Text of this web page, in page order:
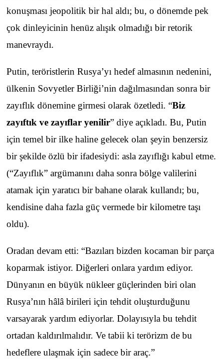
konuşması jeopolitik bir hal aldı; bu, o dönemde pek
çok dinleyicinin henüz alışık olmadığı bir retorik
manevraydı.
Putin, teröristlerin Rusya’yı hedef almasının nedenini,
ülkenin Sovyetler Birliği’nin dağılmasından sonra bir
zayıflık dönemine girmesi olarak özetledi. “Biz
zayıftık ve zayıflar yenilir” diye açıkladı. Bu, Putin
için temel bir ilke haline gelecek olan şeyin benzersiz
bir şekilde özlü bir ifadesiydi: asla zayıflığı kabul etme.
(“Zayıflık” argümanını daha sonra bölge valilerini
atamak için yaratıcı bir bahane olarak kullandı; bu,
kendisine daha fazla güç vermede bir kilometre taşı
oldu).
Oradan devam etti: “Bazıları bizden kocaman bir parça
koparmak istiyor. Diğerleri onlara yardım ediyor.
Dünyanın en büyük nükleer güçlerinden biri olan
Rusya’nın hâlâ birileri için tehdit oluşturduğunu
varsayarak yardım ediyorlar. Dolayısıyla bu tehdit
ortadan kaldırılmalıdır. Ve tabii ki terörizm de bu
hedeflere ulaşmak için sadece bir araç.”